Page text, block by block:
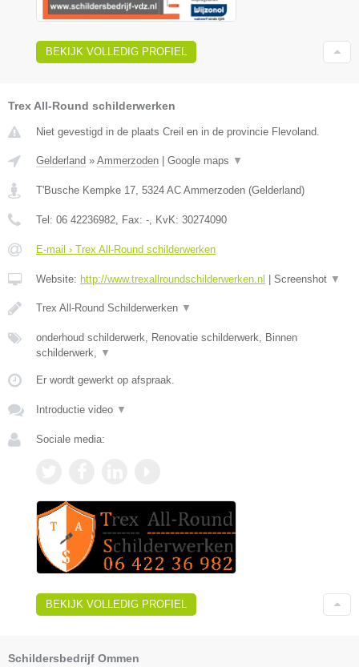
BEKIJK VOLLEDIG PROFIEL
Trex All-Round schilderwerken
Niet gevestigd in de plaats Creil en in de provincie Flevoland.
Gelderland » Ammerzoden Google maps ▼
T'Busche Kempke 17 5324 AC Ammerzoden (Gelderland)
Tel: 06 42236982 , Fax: - , KvK: 30274090
E-mail › Trex All-Round schilderwerken
Website: http://www.trexallroundschilderwerken.nl Screenshot ▼
Trex All-Round Schilderwerken ▼
onderhoud schilderwerk, Renovatie schilderwerk, Binnen
schilderwerk,
▼
Er wordt gewerkt op afspraak.
Introductie video ▼
Sociale media:
BEKIJK VOLLEDIG PROFIEL
Schildersbedrijf Ommen